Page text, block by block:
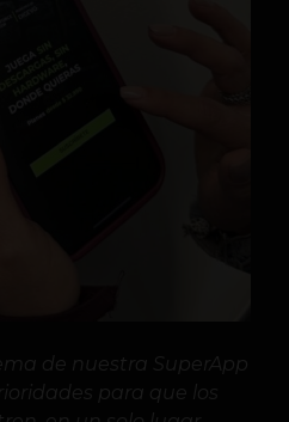
de nuestra SuperApp
para que los